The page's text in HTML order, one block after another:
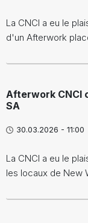
La CNCI a eu le
d'un Afterwork
Afterwork CNCI
SA
30.03.2026 - 11:00
La CNCI a eu le
les locaux de New